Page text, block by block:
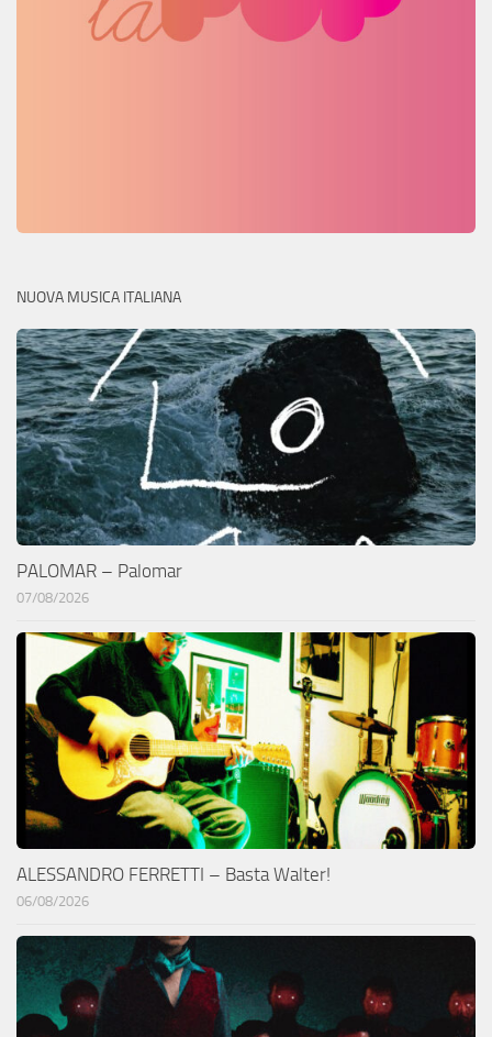
NUOVA MUSICA ITALIANA
PALOMAR – Palomar
07/08/2026
ALESSANDRO FERRETTI – Basta Walter!
06/08/2026